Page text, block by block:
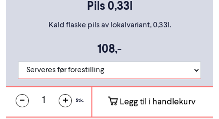
Pils 0,33l
Kald flaske pils av lokalvariant, 0,33l.
108,-
Stk. Legg til i handlekurv